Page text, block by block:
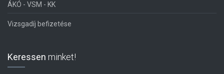
ÁKÓ - VSM - KK
Vizsgadíj befizetése
Keressen minket!